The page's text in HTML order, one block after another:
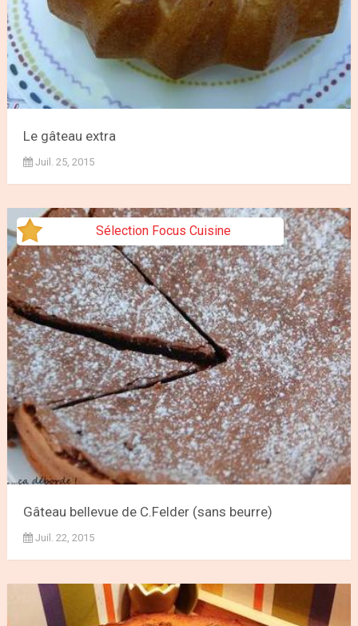
Le gâteau extra
Juil. 25, 2015
Sélection Focus Cuisine
Gâteau bellevue de C.Felder (sans beurre)
Juil. 22, 2015